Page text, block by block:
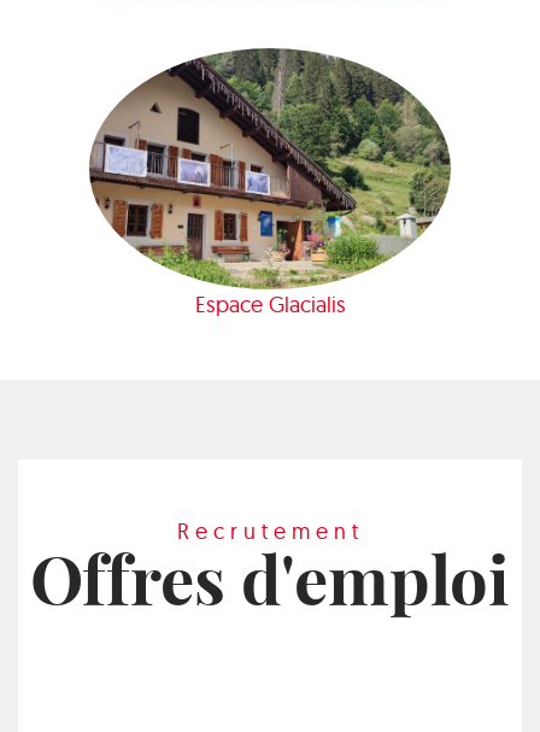
Espace Glacialis
Recrutement
Offres d'emploi